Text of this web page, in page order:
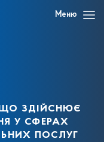
Меню
здійснює
у сферах
послуг